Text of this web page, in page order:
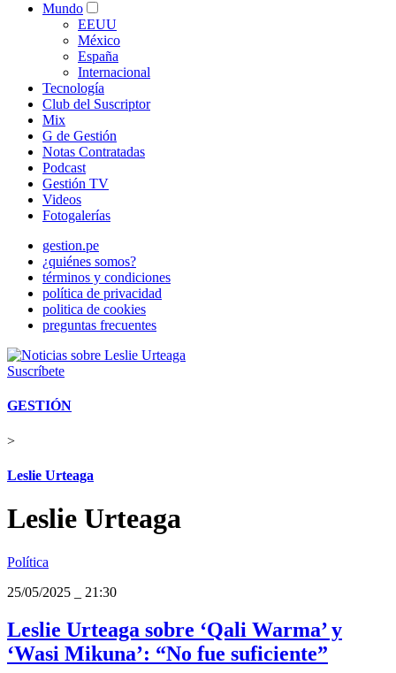
Mundo
EEUU
México
España
Internacional
Tecnología
Club del Suscriptor
Mix
G de Gestión
Notas Contratadas
Podcast
Gestión TV
Videos
Fotogalerías
gestion.pe
¿quiénes somos?
términos y condiciones
política de privacidad
politica de cookies
preguntas frecuentes
Suscríbete
GESTIÓN
>
Leslie Urteaga
Leslie Urteaga
Política
25/05/2025
21:30
Leslie Urteaga sobre ‘Qali Warma’ y
‘Wasi Mikuna’: “No fue suficiente”